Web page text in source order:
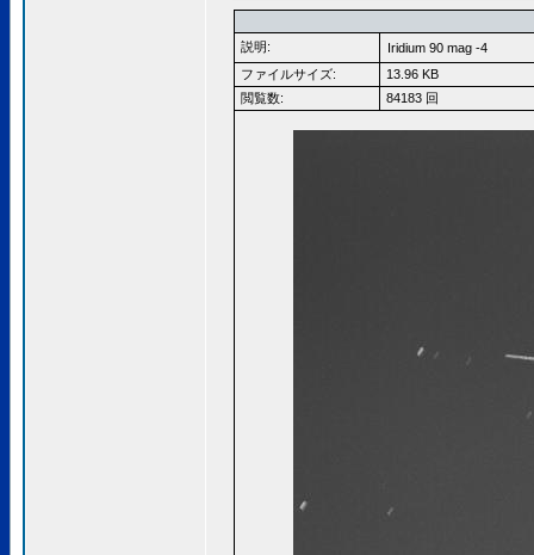
説明:
Iridium 90 mag -4
ファイルサイズ:
13.96 KB
閲覧数:
84183 回